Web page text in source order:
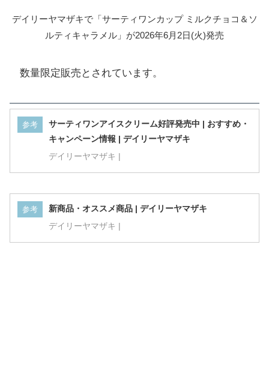
デイリーヤマザキで「サーティワンカップ ミルクチョコ＆ソ
ルティキャラメル」が2026年6月2日(火)発売
数量限定販売とされています。
参考
サーティワンアイスクリーム好評発売中 | おすすめ・
キャンペーン情報 | デイリーヤマザキ
デイリーヤマザキ |
参考 新商品・オススメ商品 | デイリーヤマザキ
デイリーヤマザキ |